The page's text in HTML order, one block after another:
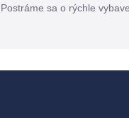
Postráme sa o rýchle